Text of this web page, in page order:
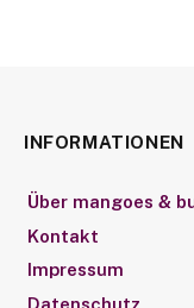
INFORMATIONEN
Über mangoes &
Kontakt
Impressum
Datenschutz